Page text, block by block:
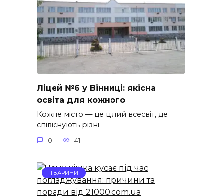
Ліцей №6 у Вінниці: якісна
освіта для кожного
Кожне місто — це цілий всесвіт, де
співіснують різні
0 41
ТВАРИНИ